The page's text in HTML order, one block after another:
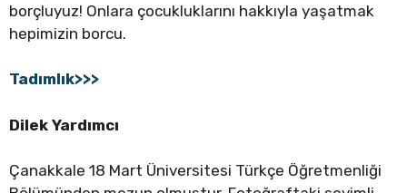
borçluyuz! Onlara çocukluklarını hakkıyla yaşatmak
hepimizin borcu.
Tadımlık>>>
Dilek Yardımcı
Çanakkale 18 Mart Üniversitesi Türkçe Öğretmenliği